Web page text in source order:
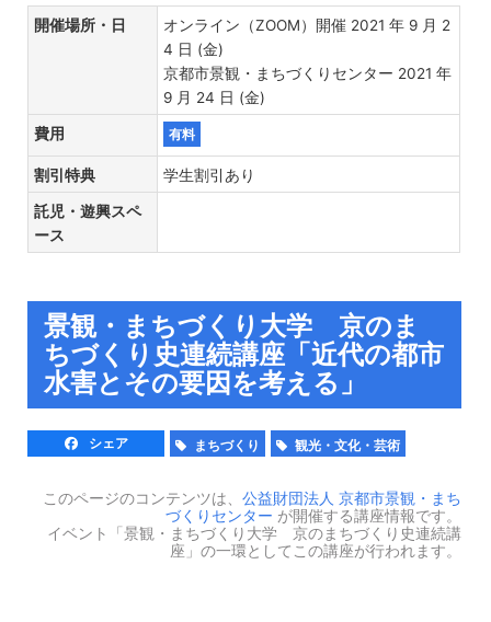
開催場所・日
オンライン（ZOOM）開催 2021 年 9 月 2
4 日 (金)
京都市景観・まちづくりセンター 2021 年
9 月 24 日 (金)
費用 有料
割引特典 学生割引あり
託児・遊興スペ
ース
景観・まちづくり大学 京のま
ちづくり史連続講座「近代の都市
水害とその要因を考える」
シェア まちづくり 観光・文化・芸術
このページのコンテンツは、 公益財団法人 京都市景観・まち
づくりセンター が開催する講座情報です。
イベント「景観・まちづくり大学 京のまちづくり史連続講
座」の一環としてこの講座が行われます。